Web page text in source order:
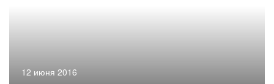
12 июня 2016